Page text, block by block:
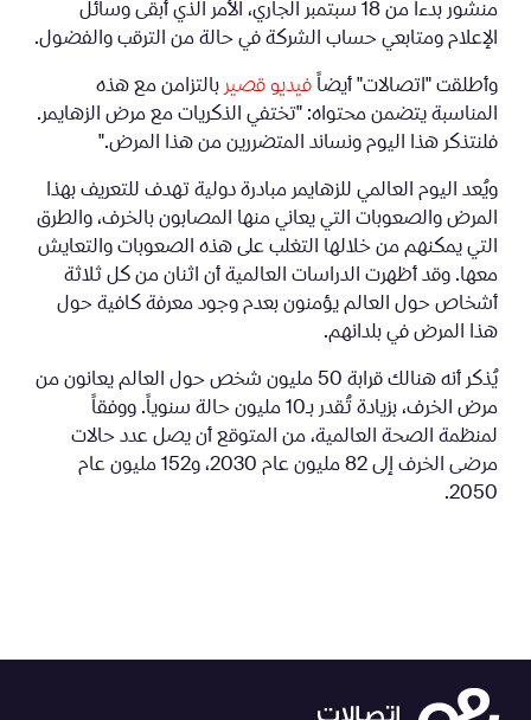
منشور بدءاً من 18 سبتمبر الجاري، الأمر الذي أبقى وسائل
الإعلام ومتابعي حساب الشركة في حالة من الترقب والفضول.
وأطلقت "اتصالات" أيضاً فيديو قصير بالتزامن مع هذه
المناسبة يتضمن محتواه: "تختفي الذكريات مع مرض الزهايمر.
فلنتذكر هذا اليوم ونساند المتضررين من هذا المرض."
ويُعد اليوم العالمي للزهايمر مبادرة دولية تهدف للتعريف بهذا
المرض والصعوبات التي يعاني منها المصابون بالخرف، والطرق
التي يمكنهم من خلالها التغلب على هذه الصعوبات والتعايش
معها. وقد أظهرت الدراسات العالمية أن اثنان من كل ثلاثة
أشخاص حول العالم يؤمنون بعدم وجود معرفة كافية حول
هذا المرض في بلدانهم.
يُذكر أنه هنالك قرابة 50 مليون شخص حول العالم يعانون من
مرض الخرف، بزيادة تُقدر بـ10 مليون حالة سنوياً. ووفقاً
لمنظمة الصحة العالمية، من المتوقع أن يصل عدد حالات
مرضى الخرف إلى 82 مليون عام 2030، و152 مليون عام
2050.